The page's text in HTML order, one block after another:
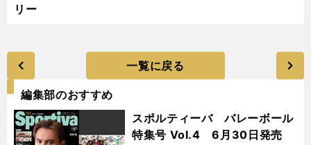
リー
一覧に戻る
編集部のおすすめ
スポルティーバ バレーボール
特集号 Vol.4 6月30日発売